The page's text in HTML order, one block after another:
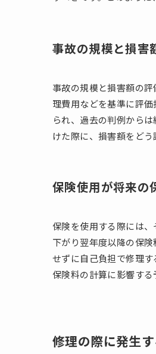
事故の規模と損害
事故の規模と損害額の
理費用などを基準に評
られ、過去の判例から
けた際に、損害額をどう
保険使用が将来の
保険を使用する際には
下がり翌年度以降の保
せずに自己負担で修理
保険料の計算に影響する
修理の際に発生